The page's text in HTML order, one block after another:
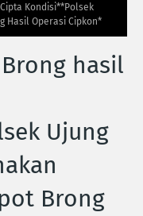
Kondisi**Polsek
Hasil Operasi Cipkon*
hasil
Ujung
Brong